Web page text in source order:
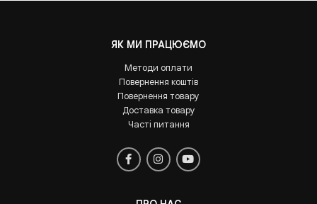
ЯК МИ ПРАЦЮЄМО
Методи оплати
Повернення коштів
Повернення товару
Доставка товару
Часті питання